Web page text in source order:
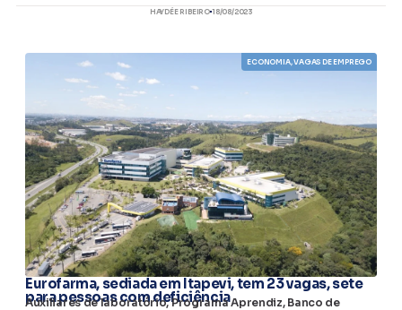
HAYDÉE RIBEIRO 18/08/2023
ECONOMIA,VAGAS DE EMPREGO
Eurofarma, sediada em Itapevi, tem 23 vagas, sete
para pessoas com deficiência
Auxiliares de laboratório, Programa Aprendiz, Banco de